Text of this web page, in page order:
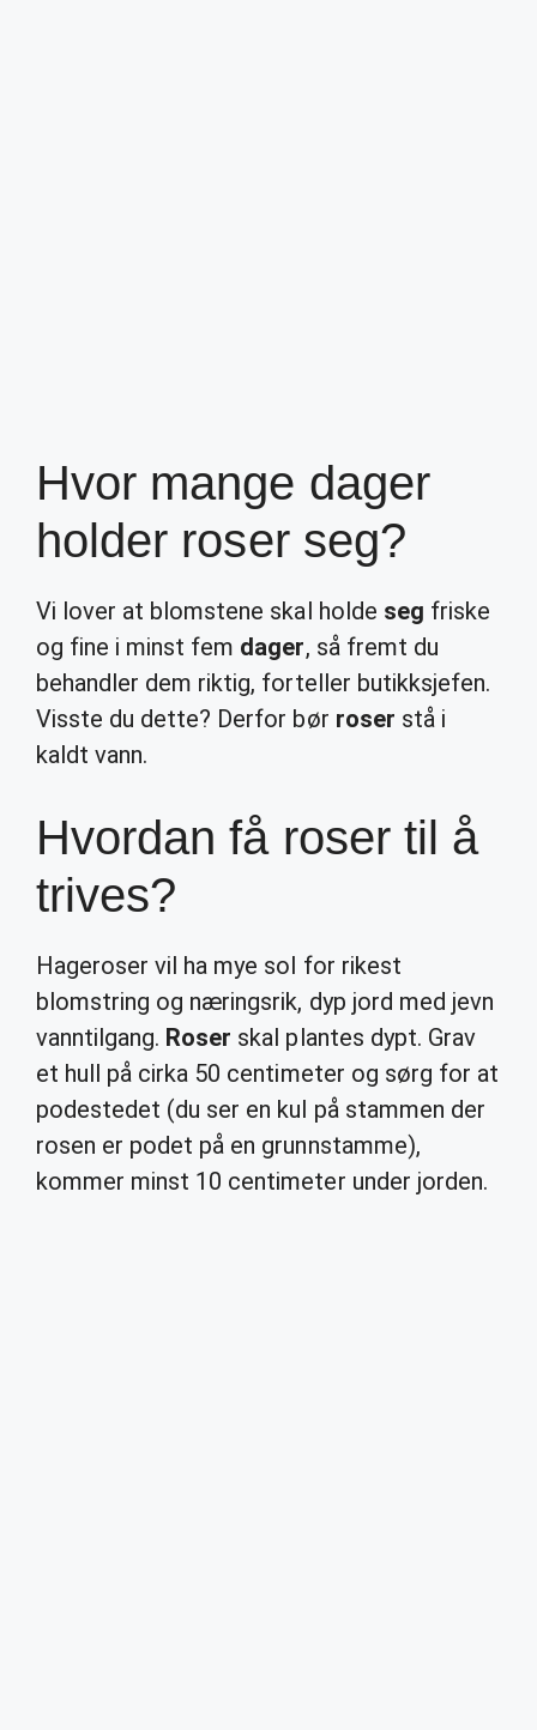
Hvor mange dager
holder roser seg?
Vi lover at blomstene skal holde seg friske
og fine i minst fem dager, så fremt du
behandler dem riktig, forteller butikksjefen.
Visste du dette? Derfor bør roser stå i
kaldt vann.
Hvordan få roser til å
trives?
Hageroser vil ha mye sol for rikest
blomstring og næringsrik, dyp jord med jevn
vanntilgang. Roser skal plantes dypt. Grav
et hull på cirka 50 centimeter og sørg for at
podestedet (du ser en kul på stammen der
rosen er podet på en grunnstamme),
kommer minst 10 centimeter under jorden.